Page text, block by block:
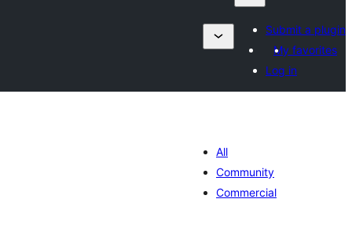
Submit a plugin
My favorites
Log in
All
Community
Commercial